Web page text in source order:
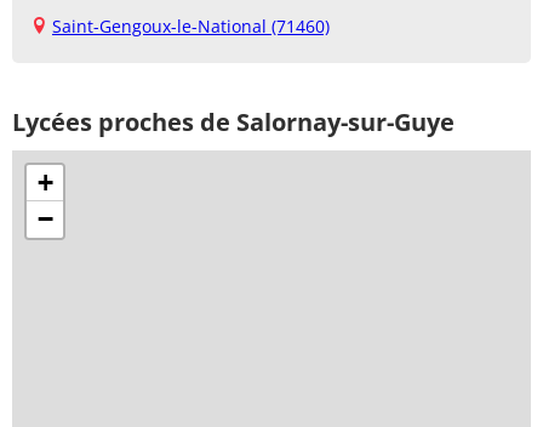
Saint-Gengoux-le-National (71460)
Lycées proches de Salornay-sur-Guye
+
−